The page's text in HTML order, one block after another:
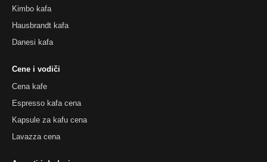
Kimbo kafa
Hausbrandt kafa
Danesi kafa
Cene i vodiči
Cena kafe
Espresso kafa cena
Kapsule za kafu cena
Lavazza cena